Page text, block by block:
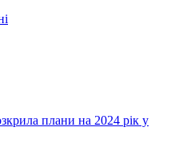
плани на 2024 рік у